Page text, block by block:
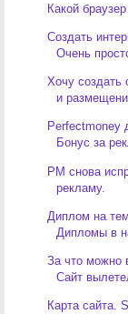
Какой
Создать
Очень
Хочу создать
и
Perfectmoney
Бонус за
PM снова
рекламу.
Диплом на
Дипломы в
За что можно
Сайт
Карта сайта.